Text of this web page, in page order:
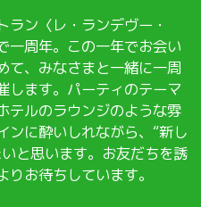
ン〈レ・ランデヴー・
一周年。この一年でお会い
て、みなさまと一緒に一周
します。パーティのテーマ
テルのラウンジのような雰
ンに酔いしれながら、“新し
と思います。お友だちを誘
お待ちしています。